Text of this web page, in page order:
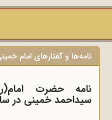
نامه‌ها و گفتارهای امام
نامه حضرت
سیداحمد خمینی در سال